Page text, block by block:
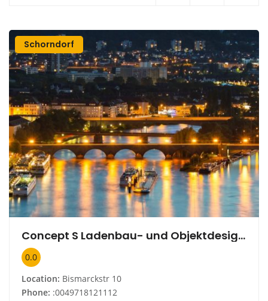
Schorndorf
Concept S Ladenbau- und Objektdesign GmbH
0.0
Location: Bismarckstr 10
Phone: :0049718121112